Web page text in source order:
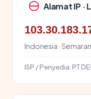
Alamat IP ·
Indonesia ·
ISP / Penyedia: PT